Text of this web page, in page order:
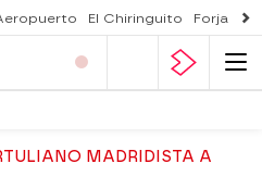
El Chiringuito Forjado
MADRIDISTA A